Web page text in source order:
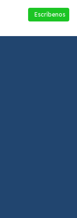
Escríbenos